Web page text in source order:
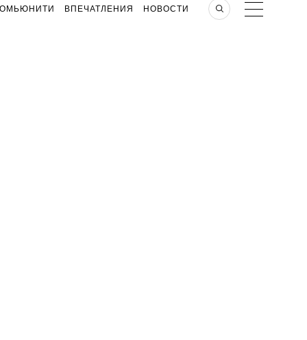
ВПЕЧАТЛЕНИЯ НОВОСТИ